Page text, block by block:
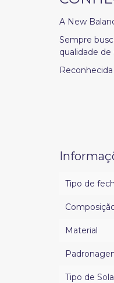
A New
Sempre
qualidade de
Tipo de
Material
Tipo de